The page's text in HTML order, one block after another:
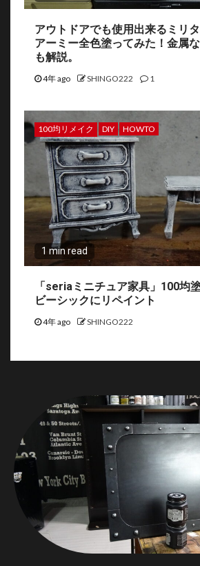
アウトドアでも使用出来るミリ
アーミー全色塗ってみた！金属
も解説。
4年 ago SHINGO222 1
100均リメイク DIY HOWTO
1 min read
「seriaミニチュア家具」100均
ビーシックにリペイント
4年 ago SHINGO222